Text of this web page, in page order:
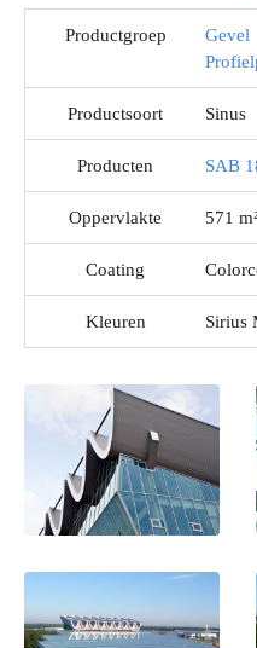
Productgroep
Gevel
Productsoort Sinus
Producten SAB
Oppervlakte 571
Coating
Kleuren Sirius